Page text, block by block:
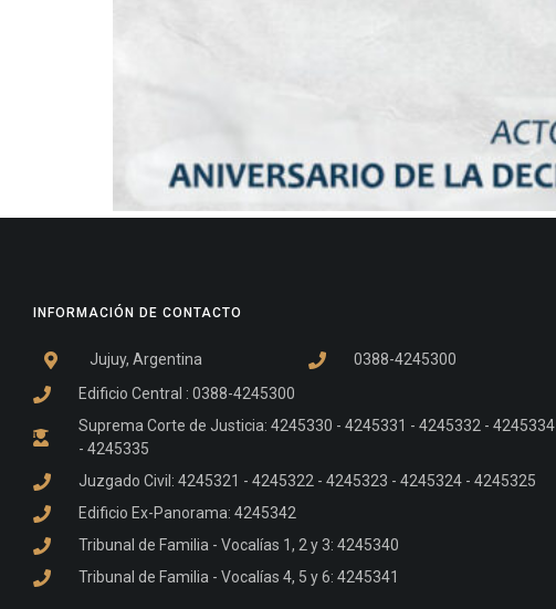
INFORMACIÓN DE CONTACTO
Jujuy, Argentina
0388-4245300
Edificio Central : 0388-4245300
Suprema Corte de Justicia: 4245330 - 4245331 - 4245332 - 4245334
- 4245335
Juzgado Civil: 4245321 - 4245322 - 4245323 - 4245324 - 4245325
Edificio Ex-Panorama: 4245342
Tribunal de Familia - Vocalías 1, 2 y 3: 4245340
Tribunal de Familia - Vocalías 4, 5 y 6: 4245341